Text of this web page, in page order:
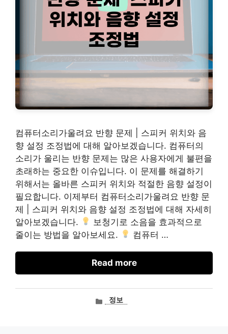
컴퓨터소리가울려요 반향 문제 | 스피커 위치와 음
향 설정 조정법에 대해 알아보겠습니다. 컴퓨터의
소리가 울리는 반향 문제는 많은 사용자에게 불편을
초래하는 중요한 이슈입니다. 이 문제를 해결하기
위해서는 올바른 스피커 위치와 적절한 음향 설정이
필요합니다. 이제부터 컴퓨터소리가울려요 반향 문
제 | 스피커 위치와 음향 설정 조정법에 대해 자세히
알아보겠습니다.
보청기로 소음을 효과적으로
줄이는 방법을 알아보세요.
컴퓨터 …
Read more
카정보